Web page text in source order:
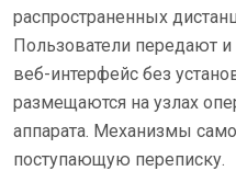
распространенных
Пользователи передают
веб-интерфейс без
размещаются на узлах
аппарата. Механизмы
поступающую переписку.